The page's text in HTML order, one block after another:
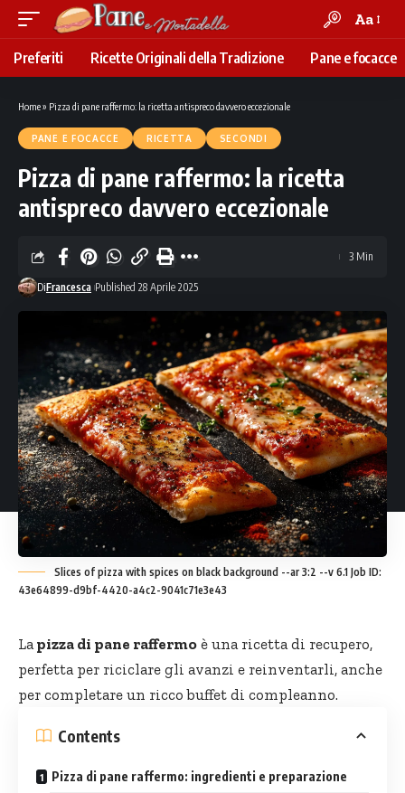
Font
Resizer
Aa
Preferiti Ricette Originali della Tradizione Pane e focacce
Home» Pizza di pane raffermo: la ricetta antispreco davvero eccezionale
PANE E FOCACCE RICETTA SECONDI
Pizza di pane raffermo: la ricetta
antispreco davvero eccezionale
DiFrancesca Published 28 Aprile 2025
3 Min
Slices of pizza with spices on black background --ar 3:2 --v 6.1 Job ID:
43e64899-d9bf-4420-a4c2-9041c71e3e43
Lapizza di pane raffermo è una ricetta di recupero,
perfetta per riciclare gli avanzi e reinventarli, anche
per completare un ricco buffet di compleanno.
Contents
Pizza di pane raffermo: ingredienti e preparazione